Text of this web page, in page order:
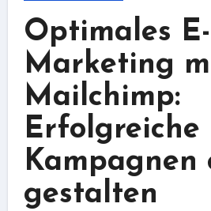
Optimales
Marketing
Mailchimp:
Erfolgreiche
Kampagnen
gestalten